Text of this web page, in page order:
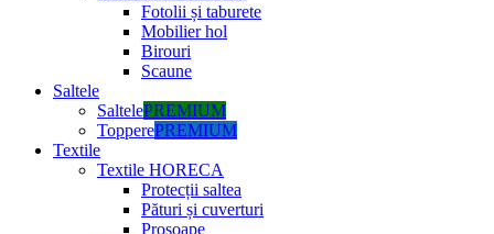
Fotolii și taburete
Mobilier hol
Birouri
Scaune
Saltele
SaltelePREMIUM
TopperePREMIUM
Textile
Textile HORECA
Protecții saltea
Pături și cuverturi
Prosoape